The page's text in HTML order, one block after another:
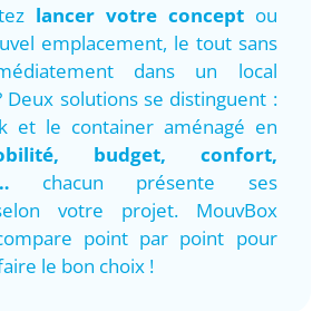
lancer votre conceptou
emplacement, le tout sans
dans un local
Deux solutions se distinguent :
et le container aménagé en
budget, confort,
chacun présente ses
votre projet. MouvBox
point par point pour
le bon choix !